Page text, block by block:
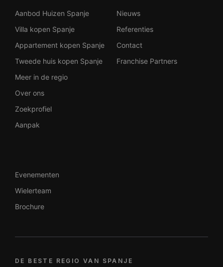
Aanbod Huizen Spanje
Villa kopen Spanje
Appartement kopen Spanje
Tweede huis kopen Spanje
Meer in de regio
Over ons
Zoekprofiel
Aanpak
Nieuws
Referenties
Contact
Franchise Partners
Evenementen
Wielerteam
Brochure
DE BESTE REGIO VAN SPANJE